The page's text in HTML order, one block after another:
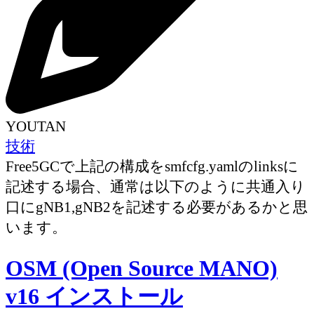
YOUTAN
技術
Free5GCで上記の構成をsmfcfg.yamlのlinksに
記述する場合、通常は以下のように共通入り
口にgNB1,gNB2を記述する必要があるかと思
います。
OSM (Open Source MANO)
v16 インストール